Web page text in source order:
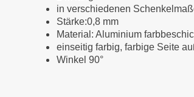
in verschiedenen
Stärke:0,8 mm
Material: Aluminium
einseitig farbig, farbige Seite
Winkel 90°